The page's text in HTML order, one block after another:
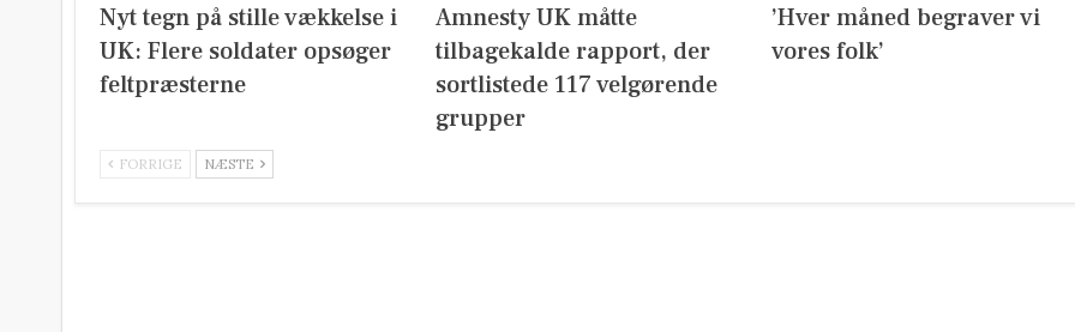
Nyt tegn på stille vækkelse i
UK: Flere soldater opsøger
feltpræsterne
Amnesty UK måtte
tilbagekalde rapport, der
sortlistede 117 velgørende
grupper
’Hver måned begraver vi
vores folk’
FORRIGE NÆSTE